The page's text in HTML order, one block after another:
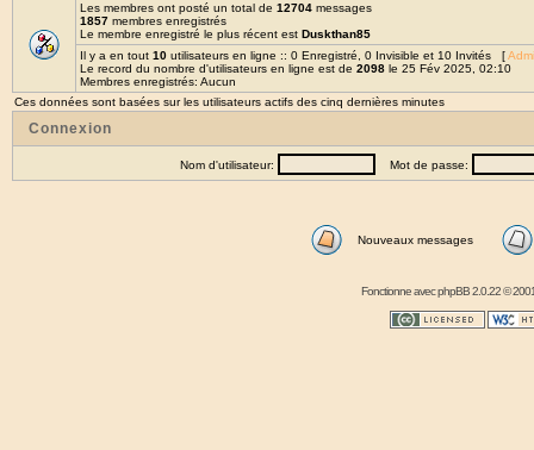
Les membres ont posté un total de 12704 messages
1857 membres enregistrés
Le membre enregistré le plus récent est Duskthan85
Il y a en tout 10 utilisateurs en ligne :: 0 Enregistré, 0 Invisible et 10 Invités [
Le record du nombre d'utilisateurs en ligne est de 2098 le 25 Fév 2025, 02:10
Membres enregistrés: Aucun
Ces données sont basées sur les utilisateurs actifs des cinq dernières minutes
Connexion
Nom d'utilisateur: Mot de passe:
Nouveaux messages
Fonctionne avecphpBB2.0.22 ©